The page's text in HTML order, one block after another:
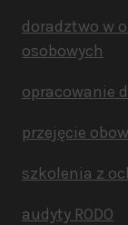
doradztwo w
osobowych
opracowanie
przejęcie
szkolenia z
audyty RODO